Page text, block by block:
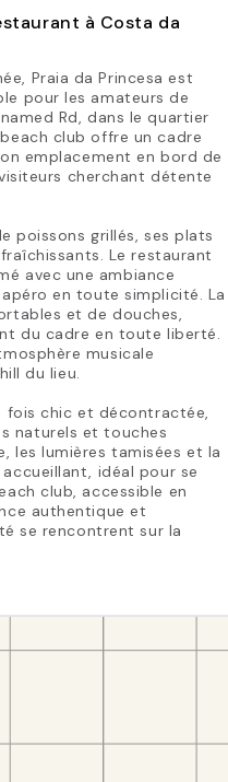
à Costa da
Praia da Princesa est
pour les amateurs de
Rd, dans le quartier
club offre un cadre
emplacement en bord de
cherchant détente
poissons grillés, ses plats
Le restaurant
avec une ambiance
en toute simplicité. La
et de douches,
du cadre en toute liberté.
musicale
du lieu.
fois chic et décontractée,
naturels et touches
les lumières tamisées et la
idéal pour se
club, accessible en
authentique et
se rencontrent sur la